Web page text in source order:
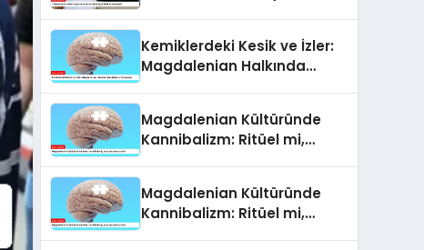
Kemiklerdeki Kesik ve İzler:
Magdalenian Halkında
Magdalenian Kültüründe
Kannibalizm: Ritüel mi,
Magdalenian Kültüründe
Kannibalizm: Ritüel mi,